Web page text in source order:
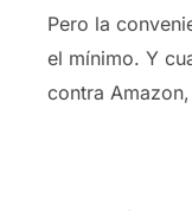
Pero la
el mínimo. Y
contra